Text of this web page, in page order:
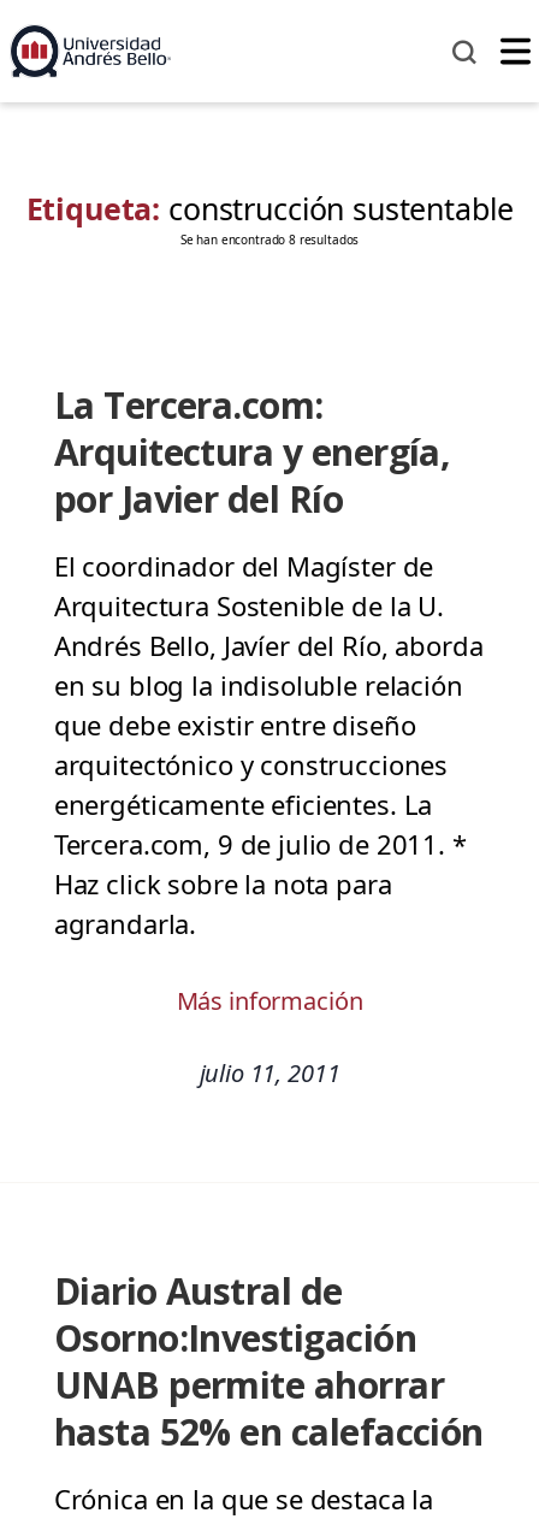
Etiqueta: construcción sustentable
Se han encontrado 8 resultados
La Tercera.com:
Arquitectura y energía,
por Javier del Río
El coordinador del Magíster de
Arquitectura Sostenible de la U.
Andrés Bello, Javíer del Río, aborda
en su blog la indisoluble relación
que debe existir entre diseño
arquitectónico y construcciones
energéticamente eficientes. La
Tercera.com, 9 de julio de 2011. *
Haz click sobre la nota para
agrandarla.
Más información
julio 11, 2011
Diario Austral de
Osorno:Investigación
UNAB permite ahorrar
hasta 52% en calefacción
Crónica en la que se destaca la